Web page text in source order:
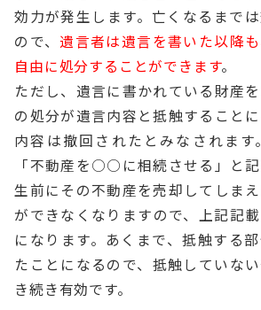
効力が発生します。亡くなるまで
ので、遺言者は遺言を書いた以降
自由に処分することができます。
ただし、遺言に書かれている財産
の処分が遺言内容と抵触すること
内容は撤回されたとみなされます
「不動産を○○に相続させる」と記
生前にその不動産を売却してしま
ができなくなりますので、上記記
になります。あくまで、抵触する
たことになるので、抵触していな
き続き有効です。